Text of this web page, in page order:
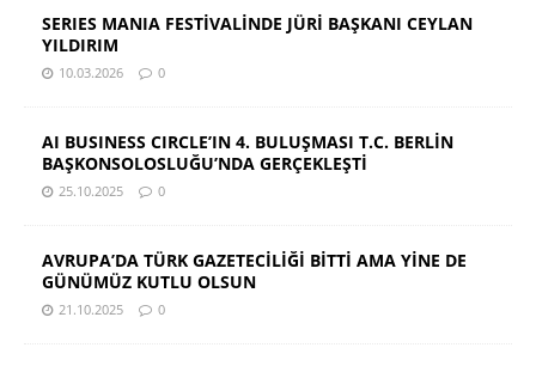
SERIES MANIA FESTİVALİNDE JÜRİ BAŞKANI CEYLAN
YILDIRIM
10.03.2026 0
AI BUSINESS CIRCLE’IN 4. BULUŞMASI T.C. BERLİN
BAŞKONSOLOSLUĞU’NDA GERÇEKLEŞTİ
25.10.2025 0
AVRUPA’DA TÜRK GAZETECİLİĞİ BİTTİ AMA YİNE DE
GÜNÜMÜZ KUTLU OLSUN
21.10.2025 0